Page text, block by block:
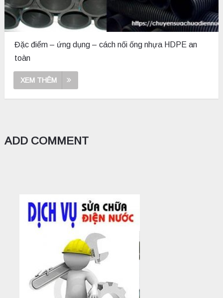
Đặc điểm – ứng dụng – cách nối ống nhựa HDPE an
toàn
XEM THÊM
ADD COMMENT